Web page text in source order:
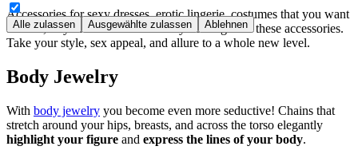
Alle zulassen Ausgewählte zulassen Ablehnen
Accessories for sexy dresses, erotic lingerie, costumes that you want
to wear, or you can wear absolutely nothing with these accessories.
Take your style, sex appeal, and allure to a whole new level.
Body Jewelry
With body jewelry you become even more seductive! Chains that
stretch around your hips, breasts, and across the torso elegantly
highlight your figure and express the lines of your body.